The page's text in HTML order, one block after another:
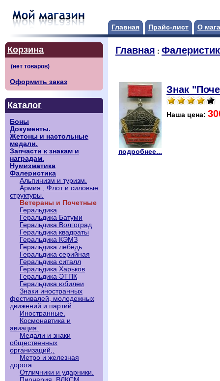
Главная Прайс-лист О
Корзина
Оформить заказ
Каталог
Боны
Документы.
Жетоны и настольные
медали.
Запчасти к знакам и
наградам.
Нумизматика
Фалеристика
Альпинизм и туризм.
Армия , Флот и силовые
структуры.
Ветераны и Почетные
Геральдика
Геральдика Батуми
Геральдика Волгоград
Геральдика квадраты
Геральдика КЭМЗ
Геральдика лебедь
Геральдика серийная
Геральдика ситалл
Геральдика Харьков
Геральдика ЭТПК
Геральдика юбилеи
Знаки иностранных
фестивалей, молодежных
движений и партий.
Иностранные.
Космонавтика и
авиация.
Медали и знаки
общественных
организаций,.
Метро и железная
дорога
Отличники и ударники.
Главная :
подробнее...
Знак
Наша цена: